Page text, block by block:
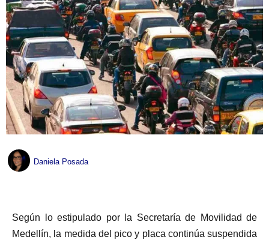
Daniela Posada
Según lo estipulado por la Secretaría de Movilidad de
Medellín, la medida del pico y placa continúa suspendida